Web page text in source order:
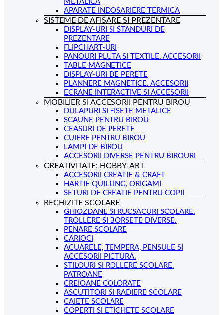
METALICA
APARATE INDOSARIERE TERMICA
SISTEME DE AFISARE SI PREZENTARE
DISPLAY-URI SI STANDURI DE
PREZENTARE
FLIPCHART-URI
PANOURI PLUTA SI TEXTILE. ACCESORII
TABLE MAGNETICE
DISPLAY-URI DE PERETE
PLANNERE MAGNETICE. ACCESORII
ECRANE INTERACTIVE SI ACCESORII
MOBILIER SI ACCESORII PENTRU BIROU
DULAPURI SI FISETE METALICE
SCAUNE PENTRU BIROU
CEASURI DE PERETE
CUIERE PENTRU BIROU
LAMPI DE BIROU
ACCESORII DIVERSE PENTRU BIROURI
CREATIVITATE; HOBBY-ART
ACCESORII CREATIE & CRAFT
HARTIE QUILLING, ORIGAMI
SETURI DE CREATIE PENTRU COPII
RECHIZITE SCOLARE
GHIOZDANE SI RUCSACURI SCOLARE.
TROLLERE SI BORSETE DIVERSE.
PENARE SCOLARE
CARIOCI
ACUARELE, TEMPERA, PENSULE SI
ACCESORII PICTURA.
STILOURI SI ROLLERE SCOLARE.
PATROANE
CREIOANE COLORATE
ASCUTITORI SI RADIERE SCOLARE
CAIETE SCOLARE
COPERTI SI ETICHETE SCOLARE